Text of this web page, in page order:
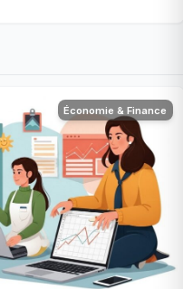
Économie & Finance